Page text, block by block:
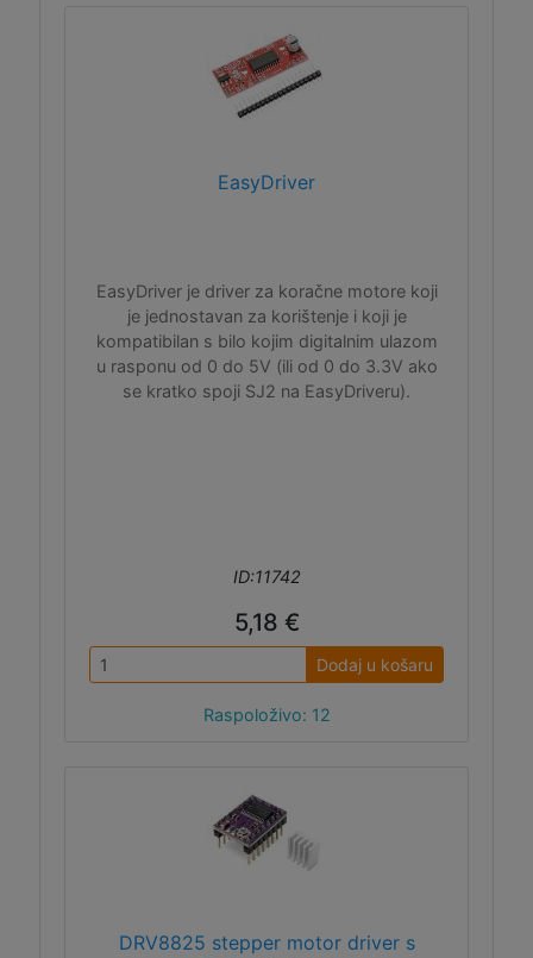
EasyDriver
EasyDriver je driver za koračne motore koji
je jednostavan za korištenje i koji je
kompatibilan s bilo kojim digitalnim ulazom
u rasponu od 0 do 5V (ili od 0 do 3.3V ako
se kratko spoji SJ2 na EasyDriveru).
ID:11742
5,18 €
Dodaj u košaru
Raspoloživo: 12
DRV8825 stepper motor driver s